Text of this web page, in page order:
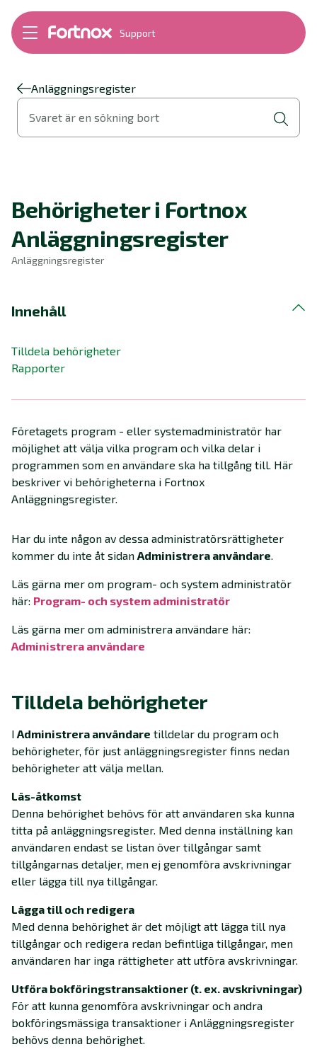
Support
Bokföring
Fakturering
Byt till Fortnox
Felsökning
Support Play
Ordlista
Anläggningsregister
Svaret är en sökning bort
Behörigheter i Fortnox
Anläggningsregister
Anläggningsregister
Innehåll
Tilldela behörigheter
Rapporter
Företagets program - eller systemadministratör har
möjlighet att välja vilka program och vilka delar i
programmen som en användare ska ha tillgång till. Här
beskriver vi behörigheterna i Fortnox
Anläggningsregister.
Har du inte någon av dessa administratörsrättigheter
kommer du inte åt sidan Administrera användare.
Läs gärna mer om program- och system administratör
här: Program- och system administratör
Läs gärna mer om administrera användare här:
Administrera användare
Tilldela behörigheter
I Administrera användare tilldelar du program och
behörigheter, för just anläggningsregister finns nedan
behörigheter att välja mellan.
Läs-åtkomst
Denna behörighet behövs för att användaren ska kunna
titta på anläggningsregister. Med denna inställning kan
användaren endast se listan över tillgångar samt
tillgångarnas detaljer, men ej genomföra avskrivningar
eller lägga till nya tillgångar.
Lägga till och redigera
Med denna behörighet är det möjligt att lägga till nya
tillgångar och redigera redan befintliga tillgångar, men
användaren har inga rättigheter att utföra avskrivningar.
Utföra bokföringstransaktioner (t. ex. avskrivningar)
För att kunna genomföra avskrivningar och andra
bokföringsmässiga transaktioner i Anläggningsregister
behövs denna behörighet.